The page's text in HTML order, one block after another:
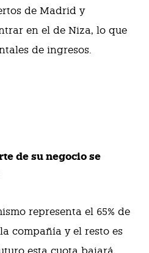
de Madrid y
en el de Niza, lo que
de ingresos.
de su negocio se
representa el 65% de
compañía y el resto es